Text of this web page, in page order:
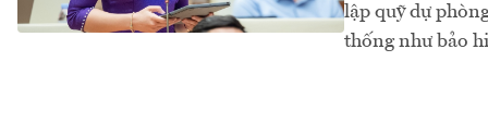
lập quỹ dự
thống như bảo